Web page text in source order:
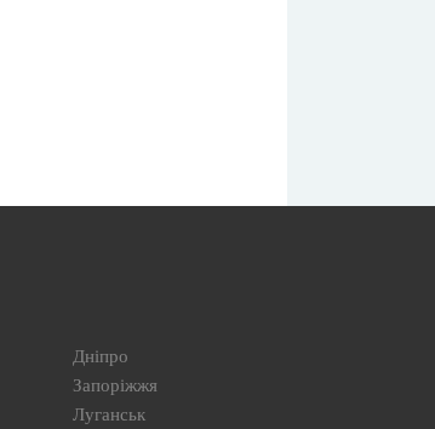
Дніпро
Запоріжжя
Луганськ